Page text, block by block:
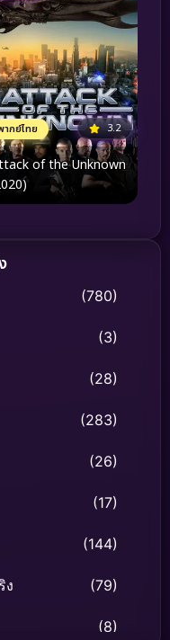
ากย์ไทย 3.2
of the Unknown
(780)
(3)
(28)
(283)
(26)
(17)
(144)
ง (79)
(8)